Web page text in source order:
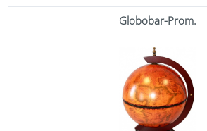
Globobar-Prom.